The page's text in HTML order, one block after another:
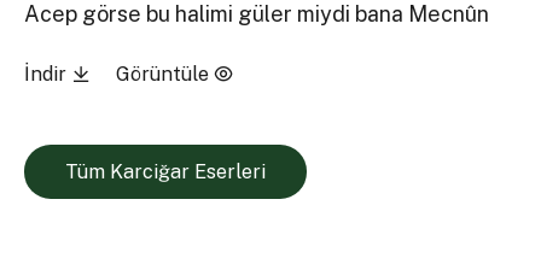
Acep görse bu halimi güler miydi bana Mecnûn
İndir Görüntüle
Tüm Karciğar Eserleri